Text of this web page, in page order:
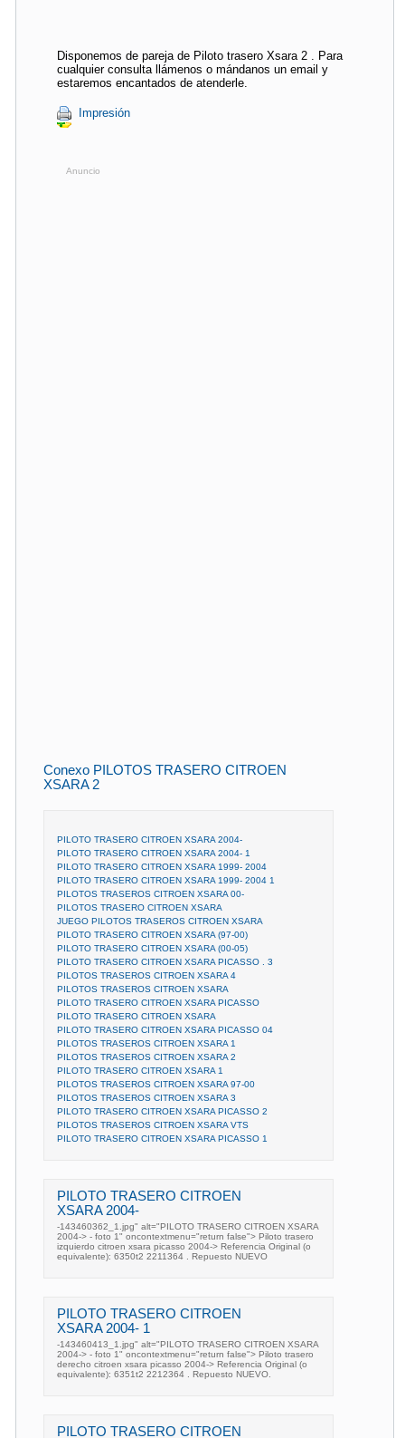
Disponemos de pareja de Piloto trasero Xsara 2 . Para
cualquier consulta llámenos o mándanos un email y
estaremos encantados de atenderle.
Impresión
Anuncio
Conexo PILOTOS TRASERO CITROEN
XSARA 2
PILOTO TRASERO CITROEN XSARA 2004-
PILOTO TRASERO CITROEN XSARA 2004- 1
PILOTO TRASERO CITROEN XSARA 1999- 2004
PILOTO TRASERO CITROEN XSARA 1999- 2004 1
PILOTOS TRASEROS CITROEN XSARA 00-
PILOTOS TRASERO CITROEN XSARA
JUEGO PILOTOS TRASEROS CITROEN XSARA
PILOTO TRASERO CITROEN XSARA (97-00)
PILOTO TRASERO CITROEN XSARA (00-05)
PILOTO TRASERO CITROEN XSARA PICASSO . 3
PILOTOS TRASEROS CITROEN XSARA 4
PILOTOS TRASEROS CITROEN XSARA
PILOTO TRASERO CITROEN XSARA PICASSO
PILOTO TRASERO CITROEN XSARA
PILOTO TRASERO CITROEN XSARA PICASSO 04
PILOTOS TRASEROS CITROEN XSARA 1
PILOTOS TRASEROS CITROEN XSARA 2
PILOTO TRASERO CITROEN XSARA 1
PILOTOS TRASEROS CITROEN XSARA 97-00
PILOTOS TRASEROS CITROEN XSARA 3
PILOTO TRASERO CITROEN XSARA PICASSO 2
PILOTOS TRASEROS CITROEN XSARA VTS
PILOTO TRASERO CITROEN XSARA PICASSO 1
PILOTO TRASERO CITROEN
XSARA 2004-
-143460362_1.jpg" alt="PILOTO TRASERO CITROEN XSARA
2004-> - foto 1" oncontextmenu="return false"> Piloto trasero
izquierdo citroen xsara picasso 2004-> Referencia Original (o
equivalente): 6350t2 2211364 . Repuesto NUEVO
PILOTO TRASERO CITROEN
XSARA 2004- 1
-143460413_1.jpg" alt="PILOTO TRASERO CITROEN XSARA
2004-> - foto 1" oncontextmenu="return false"> Piloto trasero
derecho citroen xsara picasso 2004-> Referencia Original (o
equivalente): 6351t2 2212364 . Repuesto NUEVO.
PILOTO TRASERO CITROEN